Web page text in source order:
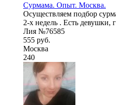
Сурмама. Опыт. Москва.
Осуществляем подбор
2-х недель . Есть девушки,
Лия №76585
555 руб.
Москва
240